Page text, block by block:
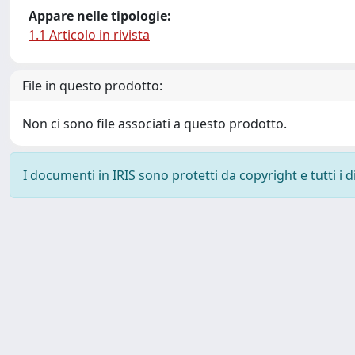
Appare nelle tipologie:
1.1 Articolo in rivista
File in questo prodotto:
Non ci sono file associati a questo prodotto.
I documenti in IRIS sono protetti da copyright e tutti i